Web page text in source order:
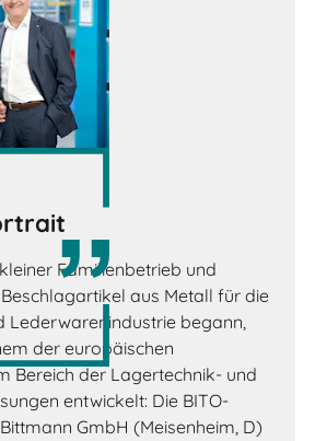
kleiner Familienbetrieb und
aus Metall für die
Lederwarenindustrie begann,
der europäischen
Bereich der Lagertechnik- und
entwickelt: Die BITO-
GmbH (Meisenheim, D)